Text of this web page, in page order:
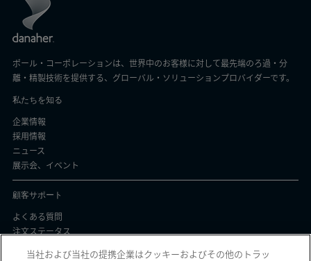
ポール・コーポレーションは、世界中のお客様に対して最先端のろ過・分
離・精製技術を提供する、グローバル・ソリューションプロバイダーです。
私たちを知る
企業情報
採用情報
ニュース
展示会、イベント
顧客サポート
よくある質問
注文ステータス
当社および当社の提携企業はクッキーおよびその他のトラッ